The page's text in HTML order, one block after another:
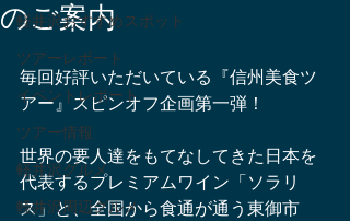
軽井沢おすすめスポット
ツアーレポート
イベントレポート
ツアー情報
軽井沢グルメ
軽井沢周辺グルメ
のご案内
毎回好評いただいている『信州美食ツ
アー』スピンオフ企画第一弾！
世界の要人達をもてなしてきた日本を
代表するプレミアムワイン「ソラリ
ス」と、全国から食通が通う東御市